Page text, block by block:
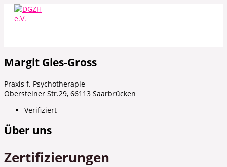
Zum
Inhalt
springen
Margit Gies-Gross
Praxis f. Psychotherapie
Obersteiner Str.29, 66113 Saarbrücken
Verifiziert
Über uns
Zertifizierungen